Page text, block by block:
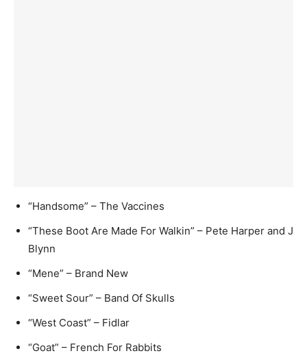
“Handsome” – The Vaccines
“These Boot Are Made For Walkin” – Pete Harper and J
Blynn
“Mene” – Brand New
“Sweet Sour” – Band Of Skulls
“West Coast” – Fidlar
“Goat” – French For Rabbits